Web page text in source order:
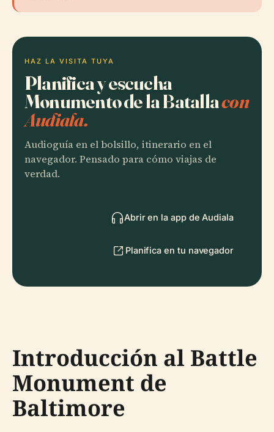
HAZ LA VISITA TUYA
Planifica y escucha
Monumento de la Batallacon
Audiala.
Audioguía en el bolsillo, itinerario en el
navegador. Pensado para cómo viajas de
verdad.
Abrir en la app de Audiala
Planifica en tu navegador
Introducción al Battle
Monument de
Baltimore